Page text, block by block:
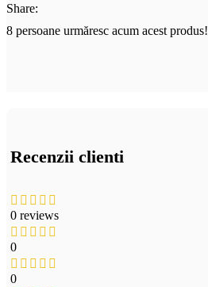
Share:
8 persoane urmăresc acum acest produs!
Recenzii clienti
0 reviews
0
0